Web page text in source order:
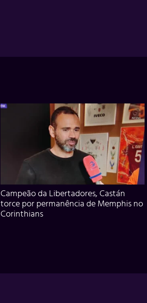
Campeão da Libertadores, Castán
torce por permanência de Memphis no
Corinthians